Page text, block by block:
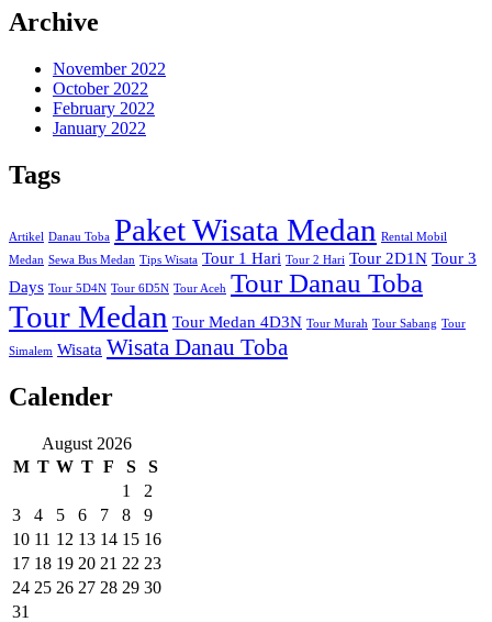
Archive
November 2022
October 2022
February 2022
January 2022
Tags
Artikel Danau Toba Paket Wisata Medan Rental Mobil
Medan Sewa Bus Medan Tips Wisata Tour 1 Hari Tour 2 Hari Tour 2D1N Tour 3
Days Tour 5D4N Tour 6D5N Tour Aceh Tour Danau Toba
Tour Medan Tour Medan 4D3N Tour Murah Tour Sabang Tour
Simalem Wisata Wisata Danau Toba
Calender
August 2026
M T W T F S
S
1
2
3
4 5 6 7 8
9
10 11 12 13 14 15 16
17 18 19 20 21 22 23
24 25 26 27 28 29 30
31